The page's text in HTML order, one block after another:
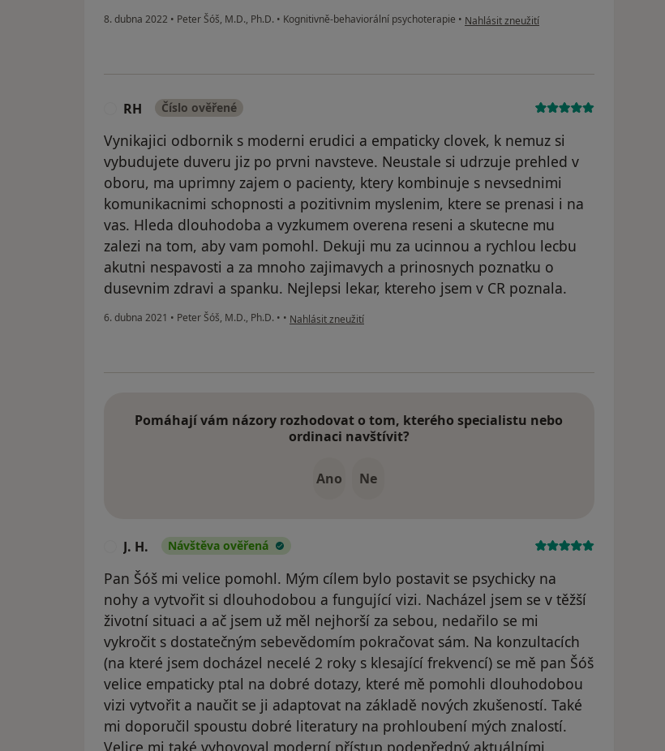
8. dubna 2022 • Peter Šóš, M.D., Ph.D. • Kognitivně-behaviorální psychoterapie • podle názoru uživatele Váš účet byl odstraněn
Nahlásit zneužití
RH Číslo ověřené
Vynikajici odbornik s moderni erudici a empaticky clovek, k nemuz si
vybudujete duveru jiz po prvni navsteve. Neustale si udrzuje prehled v
oboru, ma uprimny zajem o pacienty, ktery kombinuje s nevsednimi
komunikacnimi schopnosti a pozitivnim myslenim, ktere se prenasi i na
vas. Hleda dlouhodoba a vyzkumem overena reseni a skutecne mu
zalezi na tom, aby vam pomohl. Dekuji mu za ucinnou a rychlou lecbu
akutni nespavosti a za mnoho zajimavych a prinosnych poznatku o
dusevnim zdravi a spanku. Nejlepsi lekar, ktereho jsem v CR poznala.
6. dubna 2021 • Peter Šóš, M.D., Ph.D. • • podle názoru uživatele RH
Nahlásit zneužití
Pomáhají vám názory rozhodovat o tom, kterého specialistu nebo
ordinaci navštívit?
Ano Ne
J. H. Návštěva ověřená
Pan Šóš mi velice pomohl. Mým cílem bylo postavit se psychicky na
nohy a vytvořit si dlouhodobou a fungující vizi. Nacházel jsem se v těžší
životní situaci a ač jsem už měl nejhorší za sebou, nedařilo se mi
vykročit s dostatečným sebevědomím pokračovat sám. Na konzultacích
(na které jsem docházel necelé 2 roky s klesající frekvencí) se mě pan Šóš
velice empaticky ptal na dobré dotazy, které mě pomohli dlouhodobou
vizi vytvořit a naučit se ji adaptovat na základě nových zkušeností. Také
mi doporučil spoustu dobré literatury na prohloubení mých znalostí.
Velice mi také vyhovoval moderní přístup podepředný aktuálními